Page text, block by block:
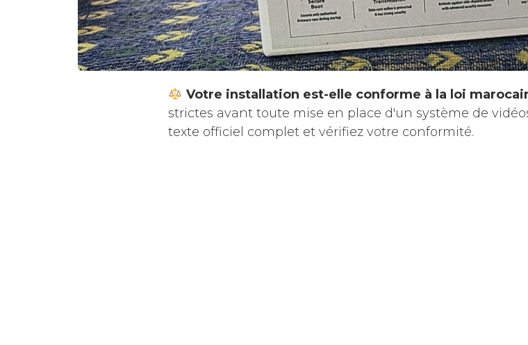
Votre installation est-elle conforme à la loi
strictes avant toute mise en place d'un système de
texte officiel complet et vérifiez votre conformité.